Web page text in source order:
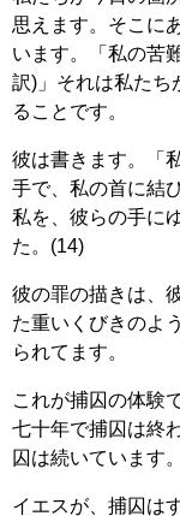
思えます。そこに
います。「私の苦
訳)」それは私たち
ることです。
彼は書きます。「
手で、私の首に結
私を、彼らの手に
た。(14)
彼の罪の描きは、
た重いくびきのよ
られてます。
これが捕囚の体験
七十年で捕囚は終
囚は続いています。
イエスが、捕囚は